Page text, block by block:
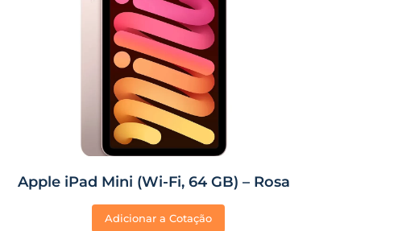
Apple iPad Mini (Wi-Fi, 64 GB) – Rosa
Adicionar a Cotação